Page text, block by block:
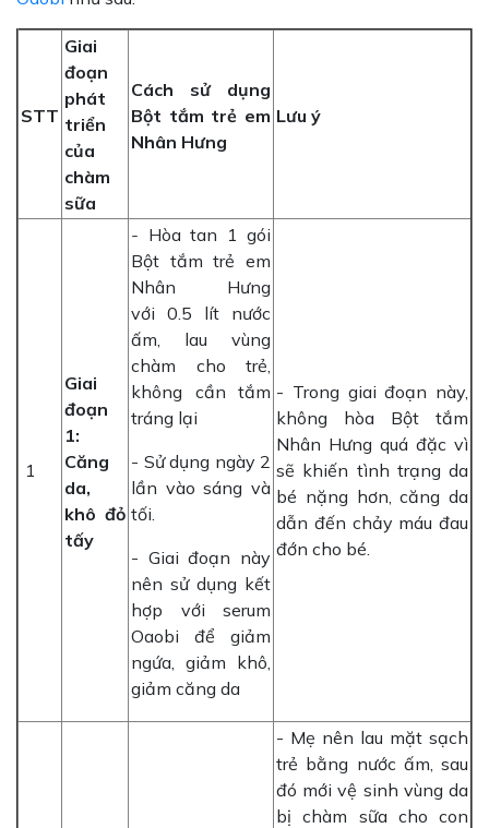
STT
Giai
đoạn
phát
triển
của
chàm
sữa
Cách sử dụng
Bột tắm trẻ em
Nhân Hưng
Lưu ý
1
Giai
đoạn
1:
Căng
da,
khô đỏ
tấy
- Hòa tan 1 gói
Bột tắm trẻ em
Nhân Hưng
với 0.5 lít nước
ấm, lau vùng
chàm cho trẻ,
không cần tắm
tráng lại
- Sử dụng ngày 2
lần vào sáng và
tối.
- Giai đoạn này
nên sử dụng kết
hợp với serum
Oaobi để giảm
ngứa, giảm khô,
giảm căng da
- Trong giai đoạn này,
không hòa Bột tắm
Nhân Hưng quá đặc vì
sẽ khiến tình trạng da
bé nặng hơn, căng da
dẫn đến chảy máu đau
đớn cho bé.
- Mẹ nên lau mặt sạch
trẻ bằng nước ấm, sau
đó mới vệ sinh vùng da
bị chàm sữa cho con